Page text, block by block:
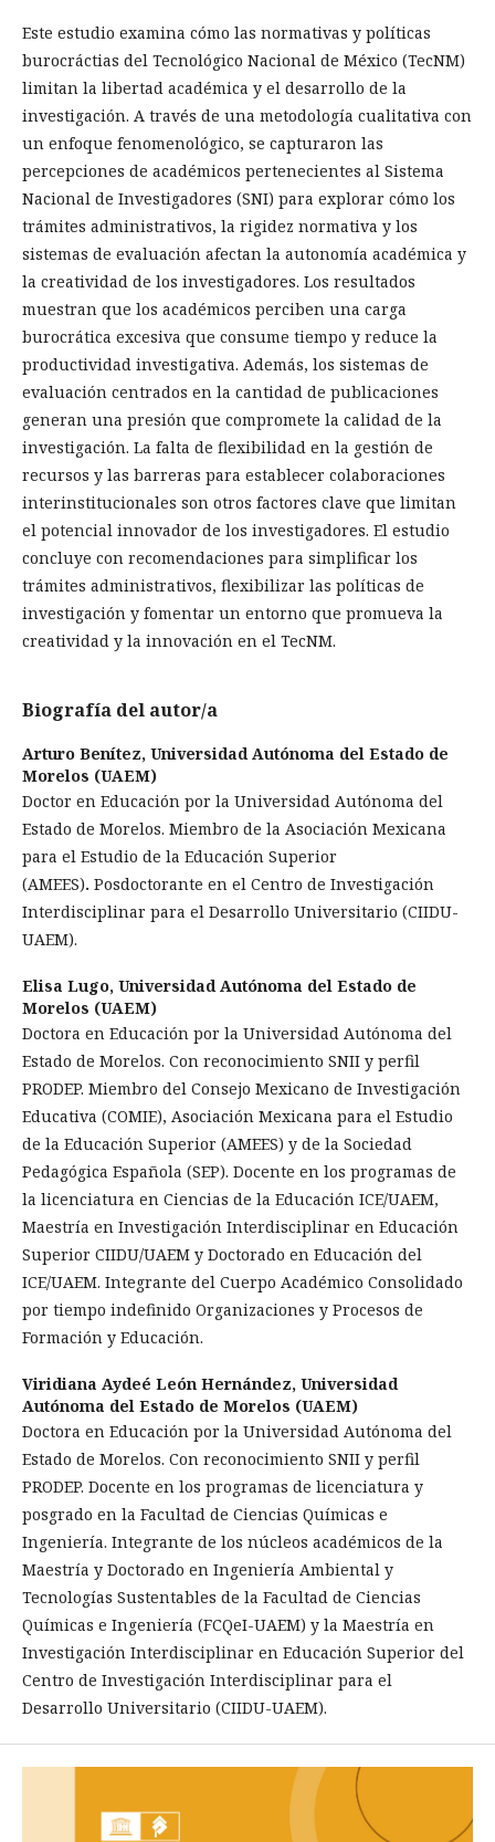
Este estudio examina cómo las normativas y políticas
burocráctias del Tecnológico Nacional de México (TecNM)
limitan la libertad académica y el desarrollo de la
investigación. A través de una metodología cualitativa con
un enfoque fenomenológico, se capturaron las
percepciones de académicos pertenecientes al Sistema
Nacional de Investigadores (SNI) para explorar cómo los
trámites administrativos, la rigidez normativa y los
sistemas de evaluación afectan la autonomía académica y
la creatividad de los investigadores. Los resultados
muestran que los académicos perciben una carga
burocrática excesiva que consume tiempo y reduce la
productividad investigativa. Además, los sistemas de
evaluación centrados en la cantidad de publicaciones
generan una presión que compromete la calidad de la
investigación. La falta de flexibilidad en la gestión de
recursos y las barreras para establecer colaboraciones
interinstitucionales son otros factores clave que limitan
el potencial innovador de los investigadores. El estudio
concluye con recomendaciones para simplificar los
trámites administrativos, flexibilizar las políticas de
investigación y fomentar un entorno que promueva la
creatividad y la innovación en el TecNM.
Biografía del autor/a
Arturo Benítez, Universidad Autónoma del Estado de
Morelos (UAEM)
Doctor en Educación por la Universidad Autónoma del
Estado de Morelos. Miembro de la Asociación Mexicana
para el Estudio de la Educación Superior
(AMEES). Posdoctorante en el Centro de Investigación
Interdisciplinar para el Desarrollo Universitario (CIIDU-
UAEM).
Elisa Lugo, Universidad Autónoma del Estado de
Morelos (UAEM)
Doctora en Educación por la Universidad Autónoma del
Estado de Morelos. Con reconocimiento SNII y perfil
PRODEP. Miembro del Consejo Mexicano de Investigación
Educativa (COMIE), Asociación Mexicana para el Estudio
de la Educación Superior (AMEES) y de la Sociedad
Pedagógica Española (SEP). Docente en los programas de
la licenciatura en Ciencias de la Educación ICE/UAEM,
Maestría en Investigación Interdisciplinar en Educación
Superior CIIDU/UAEM y Doctorado en Educación del
ICE/UAEM. Integrante del Cuerpo Académico Consolidado
por tiempo indefinido Organizaciones y Procesos de
Formación y Educación.
Viridiana Aydeé León Hernández, Universidad
Autónoma del Estado de Morelos (UAEM)
Doctora en Educación por la Universidad Autónoma del
Estado de Morelos. Con reconocimiento SNII y perfil
PRODEP. Docente en los programas de licenciatura y
posgrado en la Facultad de Ciencias Químicas e
Ingeniería. Integrante de los núcleos académicos de la
Maestría y Doctorado en Ingeniería Ambiental y
Tecnologías Sustentables de la Facultad de Ciencias
Químicas e Ingeniería (FCQeI-UAEM) y la Maestría en
Investigación Interdisciplinar en Educación Superior del
Centro de Investigación Interdisciplinar para el
Desarrollo Universitario (CIIDU-UAEM).